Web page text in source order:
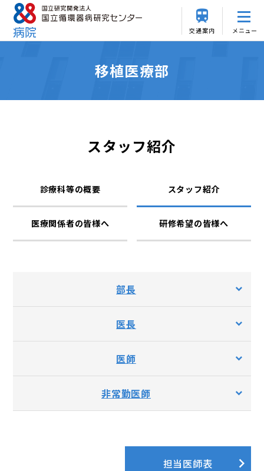
交通案内 メニュー
移植医療部
スタッフ紹介
診療科等の概要 スタッフ紹介
医療関係者の皆様へ 研修希望の皆様へ
部長
医長
医師
非常勤医師
担当医師表